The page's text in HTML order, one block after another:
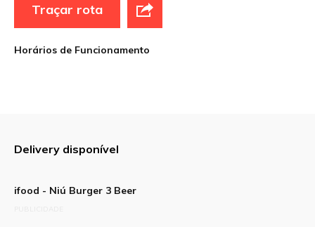
Traçar rota
Horários de Funcionamento
Delivery disponível
ifood - Niú Burger 3 Beer